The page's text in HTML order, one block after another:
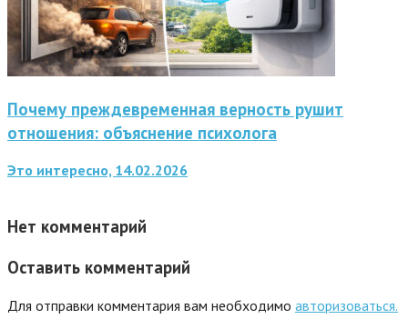
Почему преждевременная верность рушит
отношения: объяснение психолога
Это интересно, 14.02.2026
Нет комментарий
Оставить комментарий
Для отправки комментария вам необходимо авторизоваться.